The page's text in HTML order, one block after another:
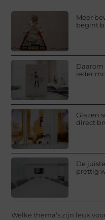
Meer
begint
ieder
Glazen
direct
De
prettig
Welke thema’s zijn leuk